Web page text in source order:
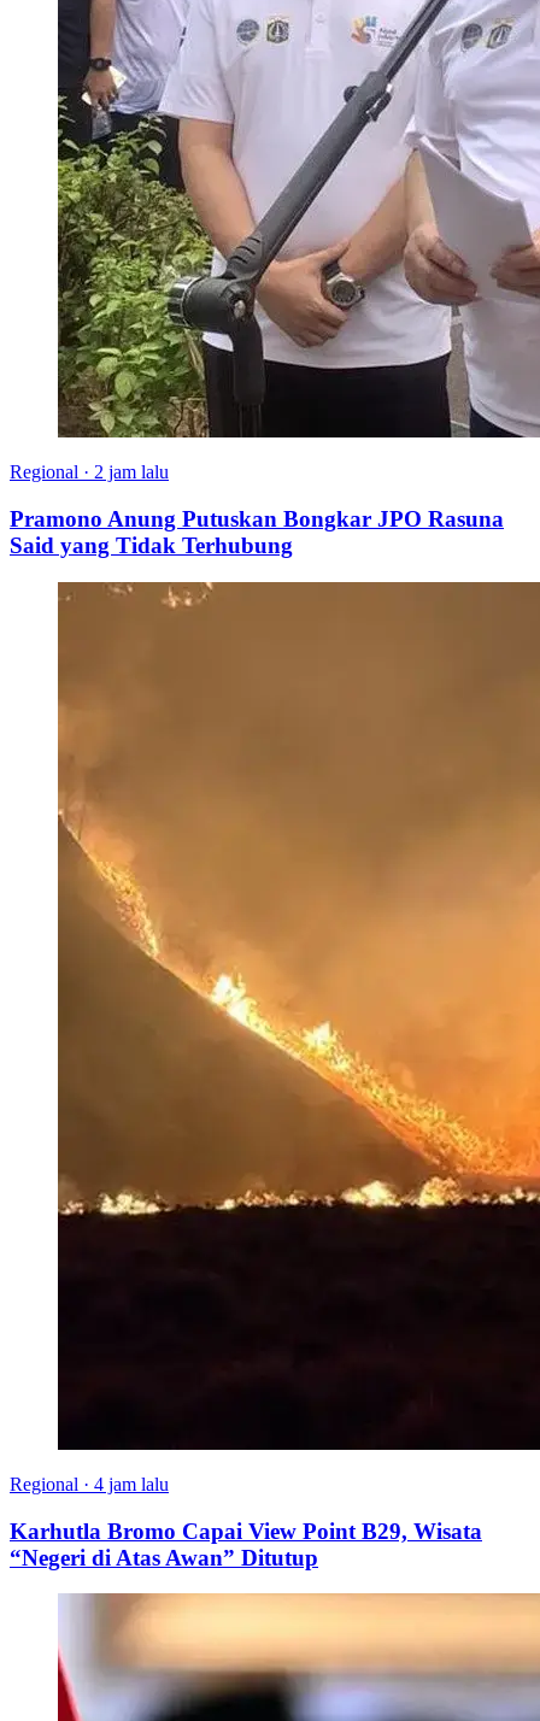
Regional · 2 jam lalu
Pramono Anung Putuskan Bongkar JPO Rasuna
Said yang Tidak Terhubung
Regional · 4 jam lalu
Karhutla Bromo Capai View Point B29, Wisata
“Negeri di Atas Awan” Ditutup